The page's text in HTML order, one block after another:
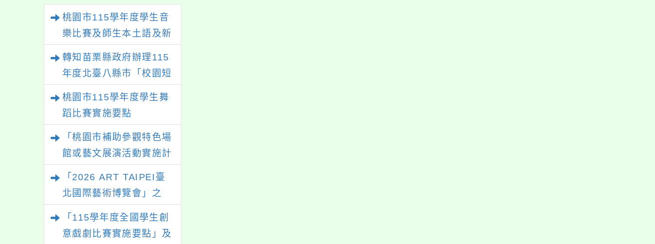
桃園市115學年度學生音
樂比賽及師生本土語及新
轉知苗栗縣政府辦理115
年度北臺八縣市「校園短
桃園市115學年度學生舞
蹈比賽實施要點
「桃園市補助參觀特色場
館或藝文展演活動實施計
畫」
「2026 ART TAIPEI臺
北國際藝術博覽會」之
「115學年度全國學生創
意戲劇比賽實施要點」及